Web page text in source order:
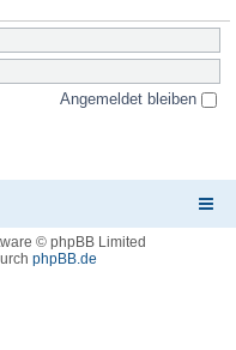
Angemeldet bleiben
© phpBB Limited
phpBB.de